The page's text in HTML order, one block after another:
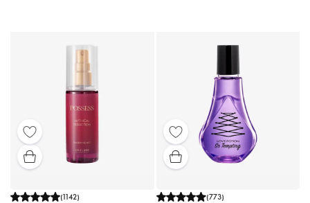
(1142)
(773)